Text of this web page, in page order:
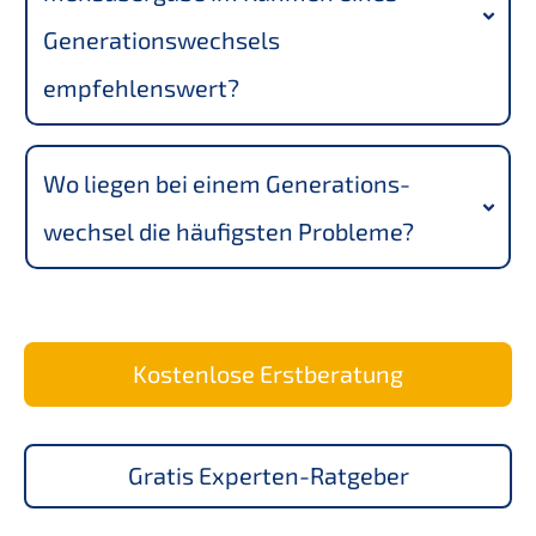
Genera­ti­ons­wech­sels
empfehlenswert?
Wo liegen bei einem Generations­
wechsel die häufigs­ten Probleme?
Kosten­lo­se Erstberatung
Gratis Exper­ten-Ratge­ber